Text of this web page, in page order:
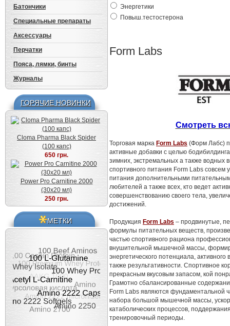
Батончики
Специальные препараты
Аксессуары
Перчатки
Пояса, лямки, бинты
Журналы
ГОРЯЧИЕ НОВИНКИ
Cloma Pharma Black Spider
(100 капс)
650 грн.
Power Pro Carnitine 2000
(30x20 мл)
250 грн.
МЕТКИ
Энергетики
Повыш.тестостерона
Form Labs
Смотреть
Торговая марка Form Labs (Форм Лабс)
активные добавки с целью
зимних, экстремальных а также водных
спортивного питания Form Labs
питания дополнительными
любителей а также всех, кто ведет
совершенствованию своего тела,
достижений.
Продукция Form Labs – продвинутые,
формулы питательных веществ,
частью спортивного рациона
внушительной мышечной массы,
энергетического потенциала,
также результативности. Спортивное
прекрасным вкусовым запасом, кой
Грамотно сбалансированные
Form Labs являются фундаментальной
набора большой мышечной массы,
катаболических процессов,
тренировочный периоды.